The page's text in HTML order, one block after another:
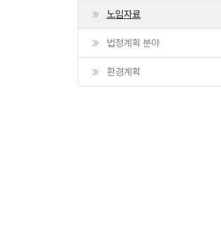
노임자료
법정계획 분야
환경계획